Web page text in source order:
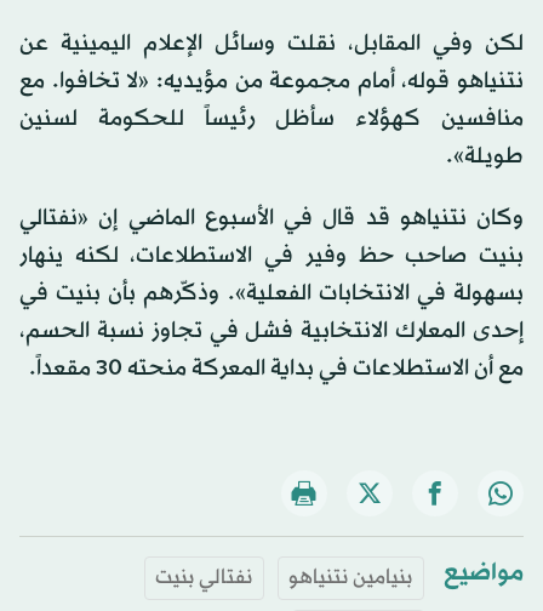
لكن وفي المقابل، نقلت وسائل الإعلام اليمينية عن
نتنياهو قوله، أمام مجموعة من مؤيديه: «لا تخافوا. مع
منافسين كهؤلاء سأظل رئيساً للحكومة لسنين
طويلة».
وكان نتنياهو قد قال في الأسبوع الماضي إن «نفتالي
بنيت صاحب حظ وفير في الاستطلاعات، لكنه ينهار
بسهولة في الانتخابات الفعلية». وذكّرهم بأن بنيت في
إحدى المعارك الانتخابية فشل في تجاوز نسبة الحسم،
مع أن الاستطلاعات في بداية المعركة منحته 30 مقعداً.
مواضيع بنيامين نتنياهو
نفتالي بنيت